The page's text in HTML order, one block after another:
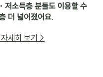
저소득층 분들도 이용할 수
더 넓어졌어요.
세히 보기 >